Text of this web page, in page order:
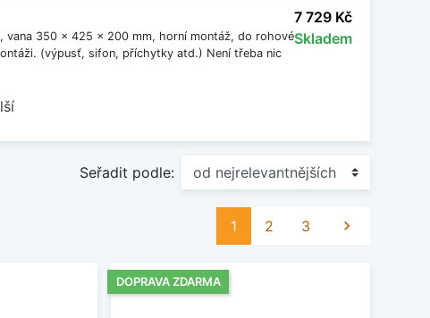
vana 350 x 425 x 200 mm, horní montáž, do rohové
(výpusť, sifon, příchytky atd.) Není třeba nic
7 729 Kč
Skladem
Seřadit podle:
1 2 3 Další

DOPRAVA ZDARMA